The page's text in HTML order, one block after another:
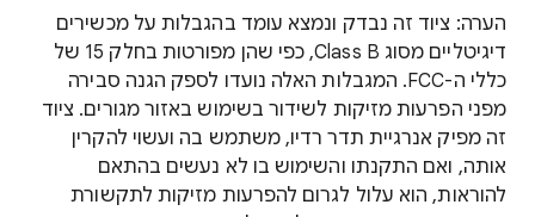
הערה: ציוד זה נבדק ונמצא עומד בהגבלות על מכשירים
דיגיטליים מסוג Class B, כפי שהן מפורטות בחלק 15 של
כללי ה-FCC. המגבלות האלה נועדו לספק הגנה סבירה
מפני הפרעות מזיקות לשידור בשימוש באזור מגורים. ציוד
זה מפיק אנרגיית תדר רדיו, משתמש בה ועשוי להקרין
אותה, ואם התקנתו והשימוש בו לא נעשים בהתאם
להוראות, הוא עלול לגרום להפרעות מזיקות לתקשורת